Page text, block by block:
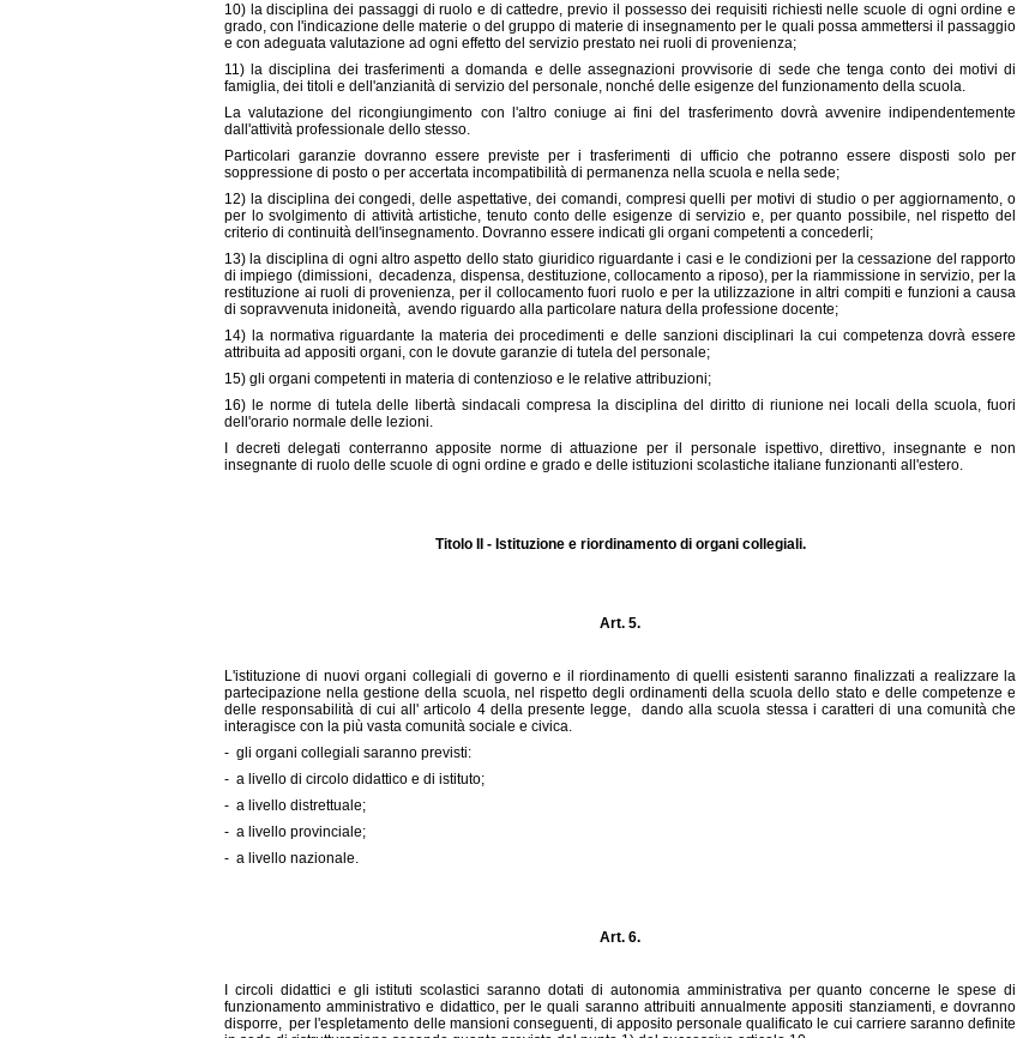
10) la disciplina dei passaggi di ruolo e di cattedre, previo il possesso dei requisiti richiesti nelle scuole di ogni ordine e
grado, con l'indicazione delle materie o del gruppo di materie di insegnamento per le quali possa ammettersi il passaggio
e con adeguata valutazione ad ogni effetto del servizio prestato nei ruoli di provenienza;
11) la disciplina dei trasferimenti a domanda e delle assegnazioni provvisorie di sede che tenga conto dei motivi di
famiglia, dei titoli e dell'anzianità di servizio del personale, nonché delle esigenze del funzionamento della scuola.
La valutazione del ricongiungimento con l'altro coniuge ai fini del trasferimento dovrà avvenire indipendentemente
dall'attività professionale dello stesso.
Particolari garanzie dovranno essere previste per i trasferimenti di ufficio che potranno essere disposti solo per
soppressione di posto o per accertata incompatibilità di permanenza nella scuola e nella sede;
12) la disciplina dei congedi, delle aspettative, dei comandi, compresi quelli per motivi di studio o per aggiornamento, o
per lo svolgimento di attività artistiche, tenuto conto delle esigenze di servizio e, per quanto possibile, nel rispetto del
criterio di continuità dell'insegnamento. Dovranno essere indicati gli organi competenti a concederli;
13) la disciplina di ogni altro aspetto dello stato giuridico riguardante i casi e le condizioni per la cessazione del rapporto
di impiego (dimissioni, decadenza, dispensa, destituzione, collocamento a riposo), per la riammissione in servizio, per la
restituzione ai ruoli di provenienza, per il collocamento fuori ruolo e per la utilizzazione in altri compiti e funzioni a causa
di sopravvenuta inidoneità, avendo riguardo alla particolare natura della professione docente;
14) la normativa riguardante la materia dei procedimenti e delle sanzioni disciplinari la cui competenza dovrà essere
attribuita ad appositi organi, con le dovute garanzie di tutela del personale;
15) gli organi competenti in materia di contenzioso e le relative attribuzioni;
16) le norme di tutela delle libertà sindacali compresa la disciplina del diritto di riunione nei locali della scuola, fuori
dell'orario normale delle lezioni.
I decreti delegati conterranno apposite norme di attuazione per il personale ispettivo, direttivo, insegnante e non
insegnante di ruolo delle scuole di ogni ordine e grado e delle istituzioni scolastiche italiane funzionanti all'estero.
Titolo II - Istituzione e riordinamento di organi collegiali.
Art. 5.
L'istituzione di nuovi organi collegiali di governo e il riordinamento di quelli esistenti saranno finalizzati a realizzare la
partecipazione nella gestione della scuola, nel rispetto degli ordinamenti della scuola dello stato e delle competenze e
delle responsabilità di cui all' articolo 4 della presente legge,
dando alla scuola stessa i caratteri di una comunità che
interagisce con la più vasta comunità sociale e civica.
- gli organi collegiali saranno previsti:
- a livello di circolo didattico e di istituto;
- a livello distrettuale;
- a livello provinciale;
- a livello nazionale.
Art. 6.
I circoli didattici e gli istituti scolastici saranno dotati di autonomia amministrativa per quanto concerne le spese di
funzionamento amministrativo e didattico, per le quali saranno attribuiti annualmente appositi stanziamenti, e dovranno
disporre, per l'espletamento delle mansioni conseguenti, di apposito personale qualificato le cui carriere saranno definite